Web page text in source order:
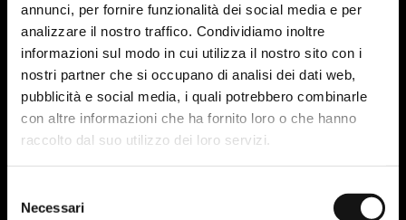
annunci, per fornire funzionalità dei social media e per
analizzare il nostro traffico. Condividiamo inoltre
informazioni sul modo in cui utilizza il nostro sito con i
nostri partner che si occupano di analisi dei dati web,
pubblicità e social media, i quali potrebbero combinarle
con altre informazioni che ha fornito loro o che hanno
raccolto dal suo utilizzo dei loro servizi.
delNecessari